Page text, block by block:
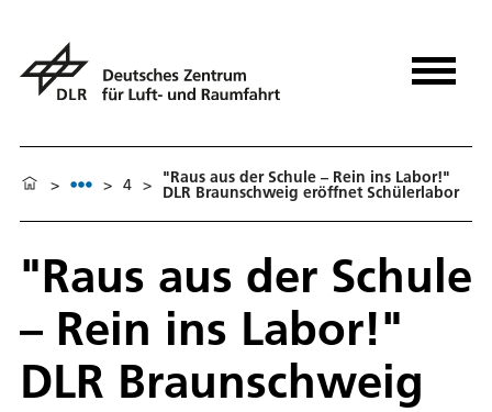
> > 4 > "Raus aus der Schule – Rein ins Labor!"
DLR Braunschweig eröffnet Schülerlabor
"Raus aus der Schule
– Rein ins Labor!"
DLR Braunschweig